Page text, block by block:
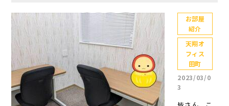
ス、3人以上
15人未満の
おすすめの
お部屋は？
さて、冒頭
でも触れま
したが今回
い！ オフィ
スは全て駅
から徒歩5分
圏内 初期費
用は入室契
約金+月額賃
料のみ！ 敷
通りのパタ
ーンを掲載
しています
(*^^*)※何
を言ってる
のかは記事
をご覧くだ
ご覧くださ
い(*^^*)※
動画再生時
間は1分です
https://you
tu.be/A8vy
KNs34FY?si
=_9QHNj6Vi
gwq1j6A 初
央区・港
区・新宿
区・渋谷
区・豊島
区・台東
区・文京区
で27拠点展
開していま
す。オフィ
んで気にな
るオフィス
があった
方、キャン
ペーン適用
まだ間に合
いますよ～
ィス】をよ
ろしくお願
いいたしま
す。そし
て、本日更
新したSNS
(Twitter・F
お部屋
紹介
天翔オ
フィス
田町
2023/03/0
3